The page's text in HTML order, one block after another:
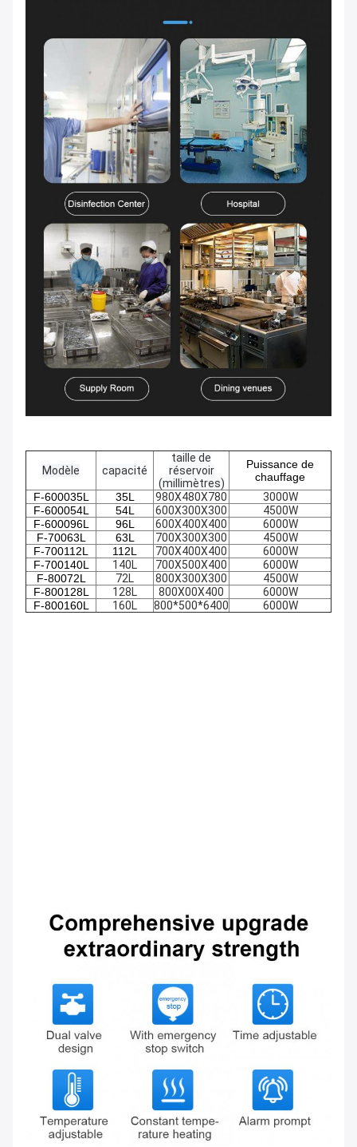
Modèle capacité
taille de
réservoir
(millimètres)
Puissance de
chauffage
F-600035L
35L 980X480X780
3000W
F-600054L
54L 600X300X300
4500W
F-600096L
96L 600X400X400
6000W
F-70063L
63L 700X300X300
4500W
F-700112L
112L 700X400X400
6000W
F-700140L
140L 700X500X400
6000W
F-80072L
72L 800X300X300
4500W
F-800128L
128L 800X00X400
6000W
F-800160L
160L 800*500*6400 6000W